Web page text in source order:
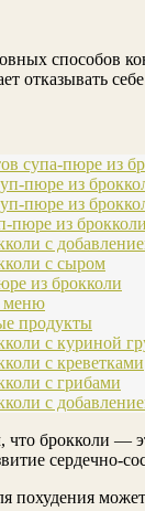
способов
отказывать
супа-пюре из
пюре из
пюре из
пюре из брокколи
с
с сыром
из брокколи
меню
продукты
с куриной
с креветками
с грибами
с
что брокколи —
сердечно-
похудения